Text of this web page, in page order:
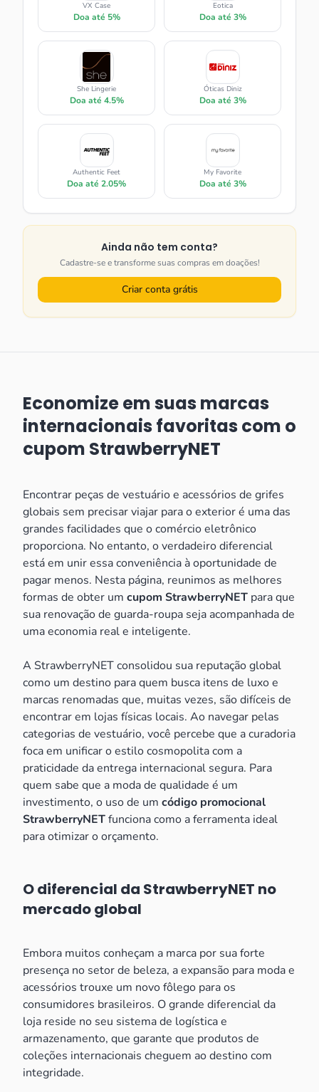
VX Case
Doa até 5%
Eotica
Doa até 3%
She Lingerie
Doa até 4.5%
Óticas Diniz
Doa até 3%
Authentic Feet
Doa até 2.05%
My Favorite
Doa até 3%
Ainda não tem conta?
Cadastre-se e transforme suas compras em doações!
Criar conta grátis
Economize em suas marcas
internacionais favoritas com o
cupom StrawberryNET
Encontrar peças de vestuário e acessórios de grifes
globais sem precisar viajar para o exterior é uma das
grandes facilidades que o comércio eletrônico
proporciona. No entanto, o verdadeiro diferencial
está em unir essa conveniência à oportunidade de
pagar menos. Nesta página, reunimos as melhores
formas de obter um cupom StrawberryNET para que
sua renovação de guarda-roupa seja acompanhada de
uma economia real e inteligente.
A StrawberryNET consolidou sua reputação global
como um destino para quem busca itens de luxo e
marcas renomadas que, muitas vezes, são difíceis de
encontrar em lojas físicas locais. Ao navegar pelas
categorias de vestuário, você percebe que a curadoria
foca em unificar o estilo cosmopolita com a
praticidade da entrega internacional segura. Para
quem sabe que a moda de qualidade é um
investimento, o uso de um código promocional
StrawberryNETfunciona como a ferramenta ideal
para otimizar o orçamento.
O diferencial da StrawberryNET no
mercado global
Embora muitos conheçam a marca por sua forte
presença no setor de beleza, a expansão para moda e
acessórios trouxe um novo fôlego para os
consumidores brasileiros. O grande diferencial da
loja reside no seu sistema de logística e
armazenamento, que garante que produtos de
coleções internacionais cheguem ao destino com
integridade.